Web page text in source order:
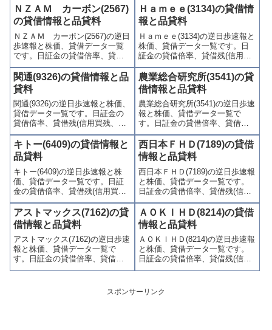
歩)、東証の週末残高、規制(注意
喚起・申込停止)など、空売り関
連情報を集計し、図解でわかり
やすくまとめて掲載していま
す。
歩)、東証の週末残高、規制(注意
喚起・申込停止)など、空売り関
連情報を集計し、図解でわかり
やすくまとめて掲載していま
す。
ＮＺＡＭ カーボン(2567)
の貸借情報と品貸料
ＮＺＡＭ カーボン(2567)の逆日
歩速報と株価、貸借データ一覧
です。日証金の貸借倍率、貸借
残(信用買残、信用売残)、品貸料
(逆日歩)、東証の週末残高、規制
(注意喚起・申込停止)など、空売
り関連情報を集計し、図解でわ
かりやすくまとめて掲載してい
ます。
Ｈａｍｅｅ(3134)の貸借情
報と品貸料
Ｈａｍｅｅ(3134)の逆日歩速報と
株価、貸借データ一覧です。日
証金の貸借倍率、貸借残(信用買
残、信用売残)、品貸料(逆日
歩)、東証の週末残高、規制(注意
喚起・申込停止)など、空売り関
連情報を集計し、図解でわかり
やすくまとめて掲載していま
す。
関通(9326)の貸借情報と品
貸料
関通(9326)の逆日歩速報と株価、
貸借データ一覧です。日証金の
貸借倍率、貸借残(信用買残、信
用売残)、品貸料(逆日歩)、東証
の週末残高、規制(注意喚起・申
込停止)など、空売り関連情報を
集計し、図解でわかりやすくま
とめて掲載しています。
農業総合研究所(3541)の貸
借情報と品貸料
農業総合研究所(3541)の逆日歩速
報と株価、貸借データ一覧で
す。日証金の貸借倍率、貸借残
(信用買残、信用売残)、品貸料
(逆日歩)、東証の週末残高、規制
(注意喚起・申込停止)など、空売
り関連情報を集計し、図解でわ
かりやすくまとめて掲載してい
ます。
キトー(6409)の貸借情報と
品貸料
キトー(6409)の逆日歩速報と株
価、貸借データ一覧です。日証
金の貸借倍率、貸借残(信用買
残、信用売残)、品貸料(逆日
歩)、東証の週末残高、規制(注意
喚起・申込停止)など、空売り関
連情報を集計し、図解でわかり
やすくまとめて掲載していま
す。
西日本ＦＨＤ(7189)の貸借
情報と品貸料
西日本ＦＨＤ(7189)の逆日歩速報
と株価、貸借データ一覧です。
日証金の貸借倍率、貸借残(信用
買残、信用売残)、品貸料(逆日
歩)、東証の週末残高、規制(注意
喚起・申込停止)など、空売り関
連情報を集計し、図解でわかり
やすくまとめて掲載していま
す。
アストマックス(7162)の貸
借情報と品貸料
アストマックス(7162)の逆日歩速
報と株価、貸借データ一覧で
す。日証金の貸借倍率、貸借残
(信用買残、信用売残)、品貸料
(注意喚起・申込停止)など、空売
り関連情報を集計し、図解でわ
ＡＯＫＩＨＤ(8214)の貸借
情報と品貸料
ＡＯＫＩＨＤ(8214)の逆日歩速報
と株価、貸借データ一覧です。
日証金の貸借倍率、貸借残(信用
買残、信用売残)、品貸料(逆日
喚起・申込停止)など、空売り関
連情報を集計し、図解でわかり
スポンサーリンク